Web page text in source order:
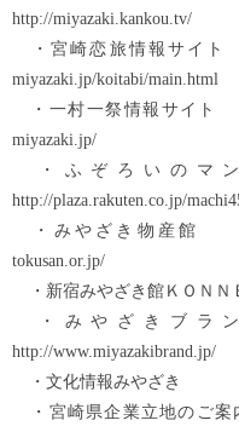
http://miyazaki.kankou.tv/
・宮崎恋旅情報
miyazaki.jp/koitabi/main.html
・一村一祭情報サ
miyazaki.jp/
・ふぞろい
http://plaza.rakuten.co.jp/
・みやざき
tokusan.or.jp/
・新宿みやざき館Ｋ
・みや
http://www.miyazakibrand.jp/
・文化情報みやざ
・宮崎県企業立地